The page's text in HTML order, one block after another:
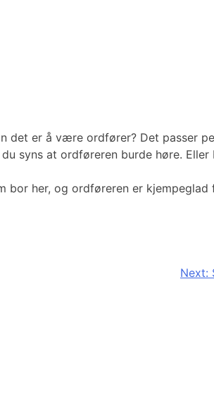
det er å være ordfører? Det passer
syns at ordføreren burde høre. Eller
bor her, og ordføreren er kjempeglad
Next: